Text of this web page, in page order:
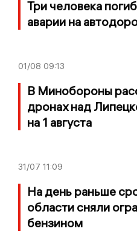
Три человека
аварии на
01/08 09:13
В Минобороны
дронах над
на 1 августа
31/07 11:09
На день раньше
области сняли
бензином